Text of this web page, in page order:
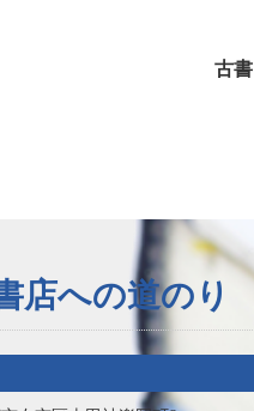
古書
店への道のり